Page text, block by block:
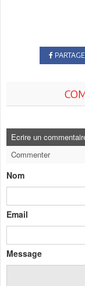
Ecrire un
Commenter
Nom
Email
Message